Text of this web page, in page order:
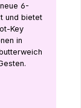
6-
und bietet
Key
in